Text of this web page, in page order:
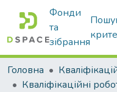
Фонди
та
зібрання
Головна